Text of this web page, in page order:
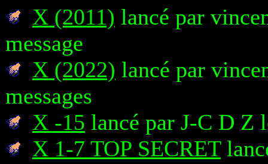
X (2011) lancé par
message
X (2022) lancé par
messages
X -15 lancé par J-C D Z
X 1-7 TOP SECRET